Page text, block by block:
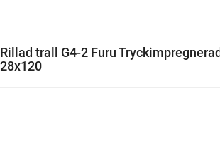
Rillad trall G4-2 Furu
28x120